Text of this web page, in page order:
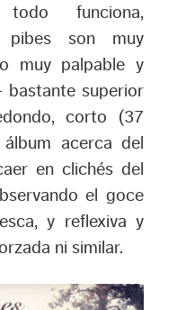
funciona,
pibes son muy
muy palpable y
bastante superior
corto (37
acerca del
en clichés del
el goce
y reflexiva y
ni similar.